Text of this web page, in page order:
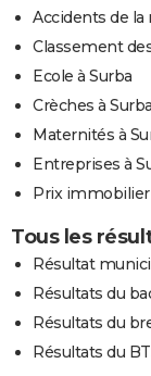
Accidents de la
Classement
Ecole à Surba
Crèches à Surba
Maternités à
Entreprises à
Prix immobilier
Tous les
Résultat
Résultats du
Résultats du
Résultats du